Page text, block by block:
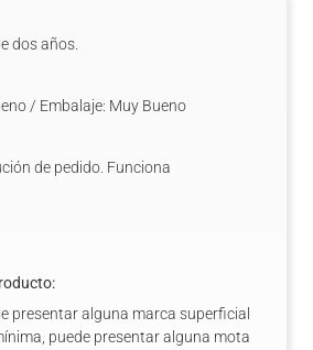
dos años.
/ Embalaje: Muy Bueno
de pedido. Funciona
presentar alguna marca superficial
puede presentar alguna mota